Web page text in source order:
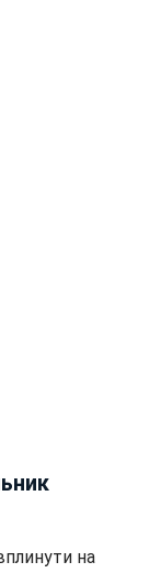
на